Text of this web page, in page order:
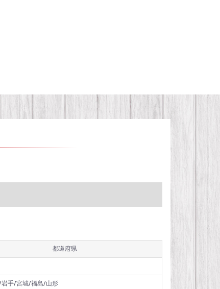
都道府県
手/宮城/福島/山形